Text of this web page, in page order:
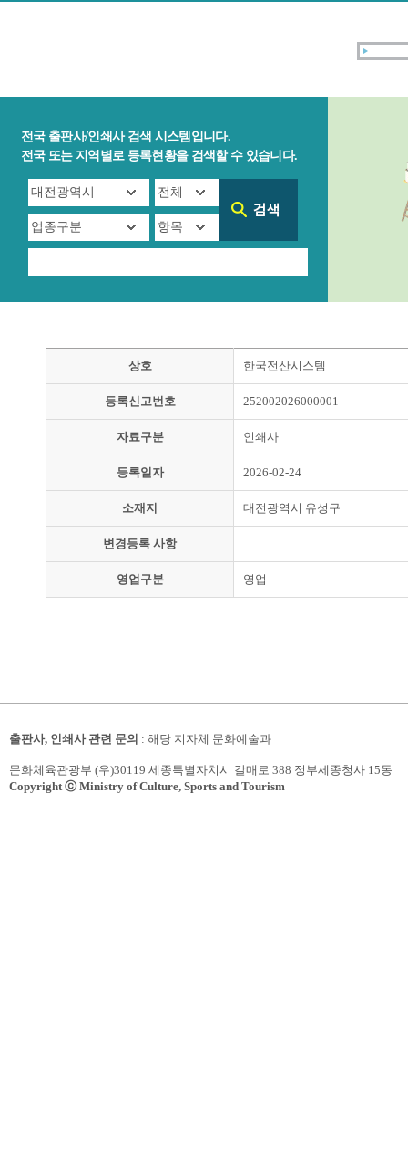
전국 출판사/인쇄사 검색 시스템입니다.
전국 또는 지역별로 등록현황을 검색할 수 있습니다.
상호 한국전산시스템
등록신고번호 252002026000001
자료구분 인쇄사
등록일자 2026-02-24
소재지 대전광역시 유성구
변경등록 사항
영업구분 영업
출판사, 인쇄사 관련 문의 : 해당 지자체 문화예술과
문화체육관광부 (우)30119 세종특별자치시 갈매로 388 정부세종청사 15동
Copyright ⓒ Ministry of Culture, Sports and Tourism